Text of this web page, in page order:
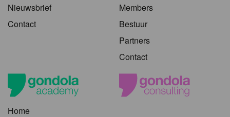
Nieuwsbrief
Contact
Members
Bestuur
Partners
Contact
Home